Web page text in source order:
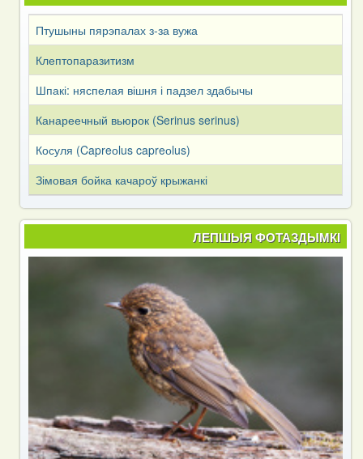
Птушыны пярэпалах з-за вужа
Клептопаразитизм
Шпакі: няспелая вішня і падзел здабычы
Канареечный вьюрок (Serinus serinus)
Косуля (Capreоlus capreоlus)
Зімовая бойка качароў крыжанкі
ЛЕПШЫЯ ФОТАЗДЫМКІ